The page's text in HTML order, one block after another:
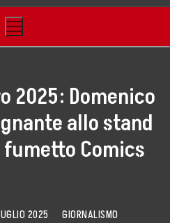
2025: Domenico
allo stand
Comics
2025 GIORNALISMO